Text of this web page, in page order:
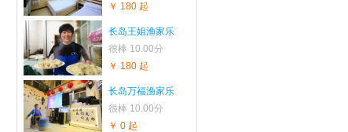
￥ 180 起
长岛王姐渔家乐
很棒 10.00分
￥ 180 起
长岛万福渔家乐
很棒 10.00分
￥ 0 起